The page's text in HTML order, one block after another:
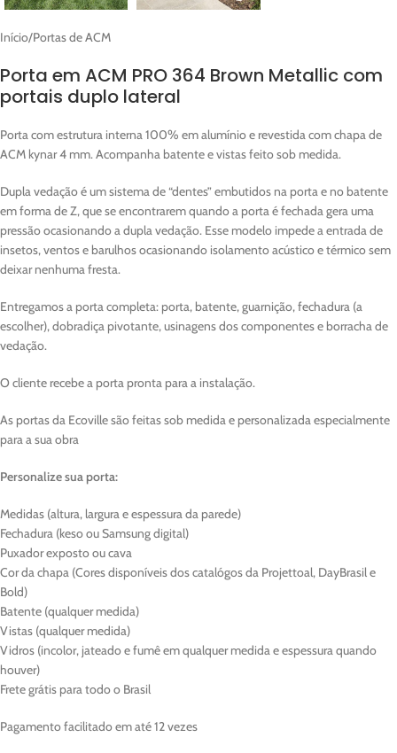
Início/Portas de ACM
Porta em ACM PRO 364 Brown Metallic com
portais duplo lateral
Porta com estrutura interna 100% em alumínio e revestida com chapa de
ACM kynar 4 mm. Acompanha batente e vistas feito sob medida.
Dupla vedação é um sistema de “dentes” embutidos na porta e no batente
em forma de Z, que se encontrarem quando a porta é fechada gera uma
pressão ocasionando a dupla vedação. Esse modelo impede a entrada de
insetos, ventos e barulhos ocasionando isolamento acústico e térmico sem
deixar nenhuma fresta.
Entregamos a porta completa: porta, batente, guarnição, fechadura (a
escolher), dobradiça pivotante, usinagens dos componentes e borracha de
vedação.
O cliente recebe a porta pronta para a instalação.
As portas da Ecoville são feitas sob medida e personalizada especialmente
para a sua obra
Personalize sua porta:
Medidas (altura, largura e espessura da parede)
Fechadura (keso ou Samsung digital)
Puxador exposto ou cava
Cor da chapa (Cores disponíveis dos catalógos da Projettoal, DayBrasil e
Bold)
Batente (qualquer medida)
Vistas (qualquer medida)
Vidros (incolor, jateado e fumê em qualquer medida e espessura quando
houver)
Frete grátis para todo o Brasil
Pagamento facilitado em até 12 vezes